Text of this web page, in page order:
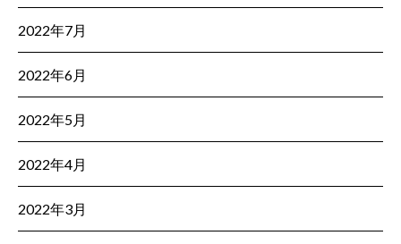
2022年7月
2022年6月
2022年5月
2022年4月
2022年3月